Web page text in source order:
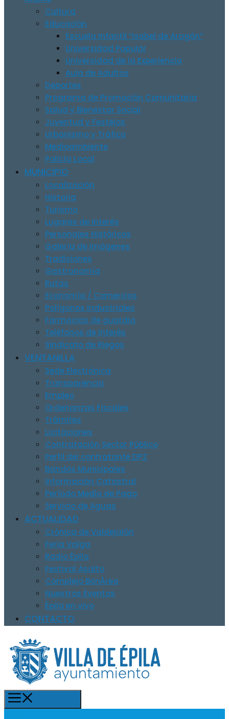
Cultura
Educación
Escuela Infantil “Isabel de Aragón”
Universidad Popular
Universidad de la Experiencia
Aula de Adultos
Deportes
Programa de Promoción Comunitaria
Salud y Bienestar Social
Juventud y Festejos
Urbanismo y Tráfico
Medioambiente
Policía Local
MUNICIPIO
Localización
Historia
Turismo
Lugares de Interés
Personajes Históricos
Galería de Imágenes
Tradiciones
Gastronomía
Rutas
Economía / Comercios
Polígonos Industriales
Farmacias de guardia
Teléfonos de Interés
Sindicato de Riegos
VENTANILLA
Sede Electrónica
Transparencia
Empleo
Ordenanzas Fiscales
Trámites
Licitaciones
Contratación Sector Público
Perfil del contratante DPZ
Bandos Municipales
Información Catastral
Período Medio de Pago
Servicio de Aguas
ACTUALIDAD
Crónica de Valdejalón
Feria Valga
Radio Épila
Festival Asalto
Complejo BonÀrea
Nuestros Eventos
Épila en vivo
CONTACTO